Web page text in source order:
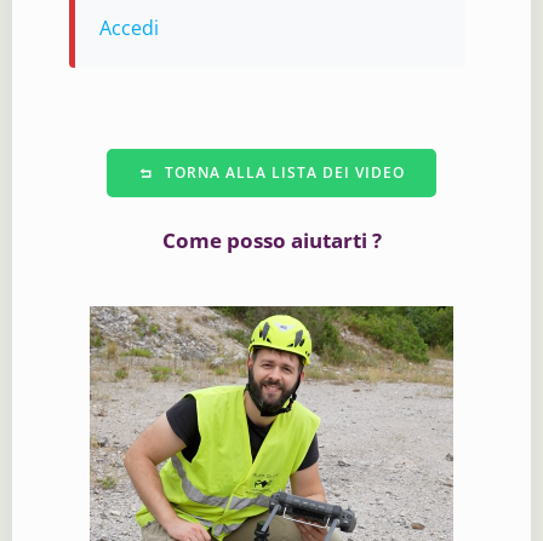
Accedi
TORNA ALLA LISTA DEI VIDEO
Come posso aiutarti ?